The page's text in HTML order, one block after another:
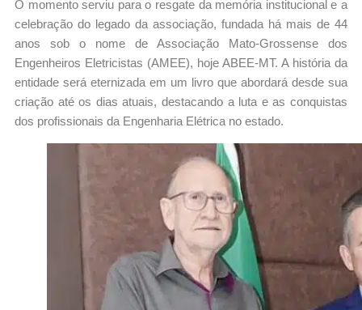
O momento serviu para o resgate da memória institucional e a
celebração do legado da associação, fundada há mais de 44
anos sob o nome de Associação Mato-Grossense dos
Engenheiros Eletricistas (AMEE), hoje ABEE-MT. A história da
entidade será eternizada em um livro que abordará desde sua
criação até os dias atuais, destacando a luta e as conquistas
dos profissionais da Engenharia Elétrica no estado.